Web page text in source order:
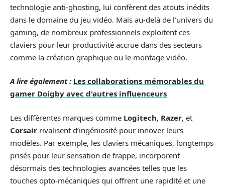
technologie anti-ghosting, lui confèrent des atouts inédits
dans le domaine du jeu vidéo. Mais au-delà de l’univers du
gaming, de nombreux professionnels exploitent ces
claviers pour leur productivité accrue dans des secteurs
comme la création graphique ou le montage vidéo.
A lire également : Les collaborations mémorables du
gamer Doigby avec d'autres influenceurs
Les différentes marques comme Logitech, Razer, et
Corsair rivalisent d’ingéniosité pour innover leurs
modèles. Par exemple, les claviers mécaniques, longtemps
prisés pour leur sensation de frappe, incorporent
désormais des technologies avancées telles que les
touches opto-mécaniques qui offrent une rapidité et une